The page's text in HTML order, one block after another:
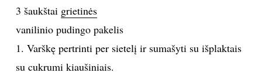
KONTAKTAI
PRIVATUMO POLITIKA
3 šaukštai grietinės
vanilinio pudingo pakelis
1. Varškę pertrinti per sietelį ir sumašyti su išplaktais
su cukrumi kiaušiniais.